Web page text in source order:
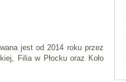
jest od 2014 roku przez
Filia w Płocku oraz Koło